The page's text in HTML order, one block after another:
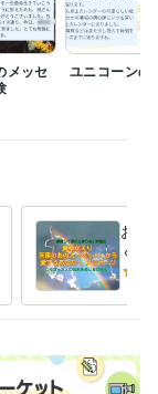
バーまとめ
メッセ
ユニコーンの
お盆
く
もう
お